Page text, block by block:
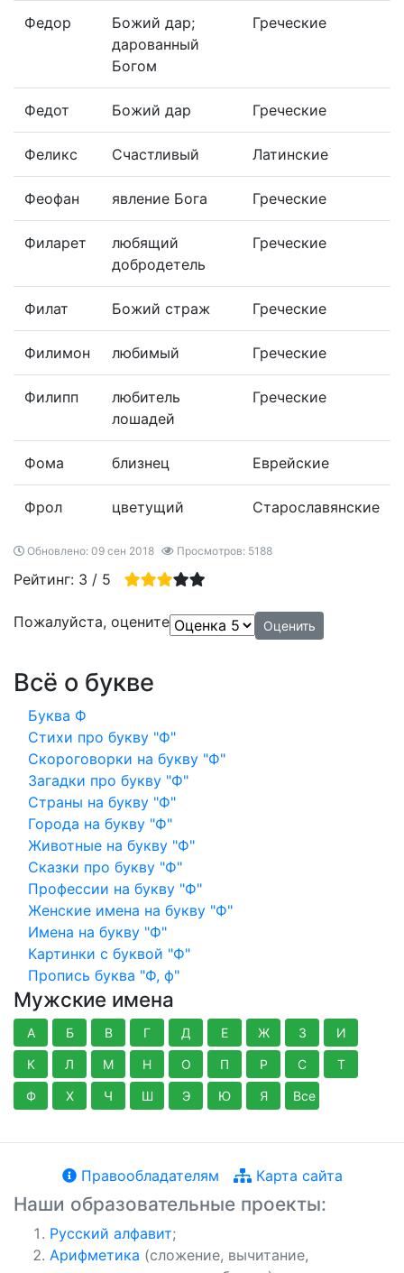
Федор
Божий дар;
дарованный
Богом
Греческие
Федот Божий дар Греческие
Феликс Счастливый Латинские
Феофан явление Бога Греческие
Филарет
любящий
добродетель
Греческие
Филат Божий страж Греческие
Филимон любимый Греческие
Филипп
любитель
лошадей
Греческие
Фома близнец Еврейские
Фрол цветущий Старославянские
Обновлено: 09 сен 2018 Просмотров: 5188
Рейтинг: 3 / 5
Пожалуйста, оцените
Всё о букве
Буква Ф
Стихи про букву "Ф"
Скороговорки на букву "Ф"
Загадки про букву "Ф"
Страны на букву "Ф"
Города на букву "Ф"
Животные на букву "Ф"
Сказки про букву "Ф"
Профессии на букву "Ф"
Женские имена на букву "Ф"
Имена на букву "Ф"
Картинки с буквой "Ф"
Пропись буква "Ф, ф"
Мужские имена
А Б В Г Д Е Ж З И
К Л М Н О П Р С Т
Ф Х Ч Ш Э Ю Я Все
Правообладателям Карта сайта
Наши образовательные проекты:
Русский алфавит;
Арифметика (сложение, вычитание,